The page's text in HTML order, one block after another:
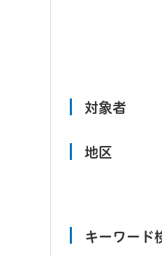
対象者
地区
キーワード